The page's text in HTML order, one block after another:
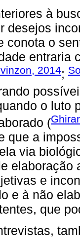
à
desejos
conota o
entraria
2014;
o luto
(
que a
via
elaboração
e
e à não
que